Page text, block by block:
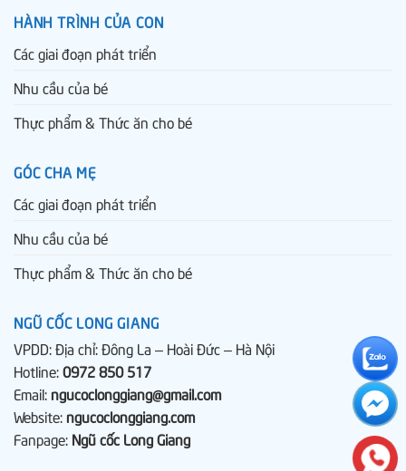
HÀNH TRÌNH CỦA CON
Các giai đoạn phát triển
Nhu cầu của bé
Thực phẩm & Thức ăn cho bé
GÓC CHA MẸ
Các giai đoạn phát triển
Nhu cầu của bé
Thực phẩm & Thức ăn cho bé
NGŨ CỐC LONG GIANG
VPDD: Địa chỉ: Đông La – Hoài Đức – Hà Nội
Hotline:0972 850 517
Email: ngucoclonggiang@gmail.com
Website: ngucoclonggiang.com
Fanpage: Ngũ cốc Long Giang